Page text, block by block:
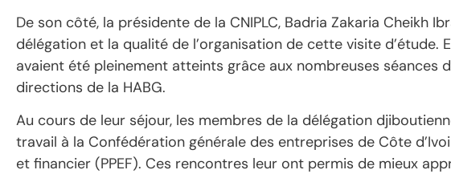
De son côté, la présidente de la CNIPLC, Badria Zakaria Cheikh
délégation et la qualité de l’organisation de cette visite d’étude.
avaient été pleinement atteints grâce aux nombreuses séances
directions de la HABG.
Au cours de leur séjour, les membres de la délégation
travail à la Confédération générale des entreprises de Côte
et financier (PPEF). Ces rencontres leur ont permis de mieux